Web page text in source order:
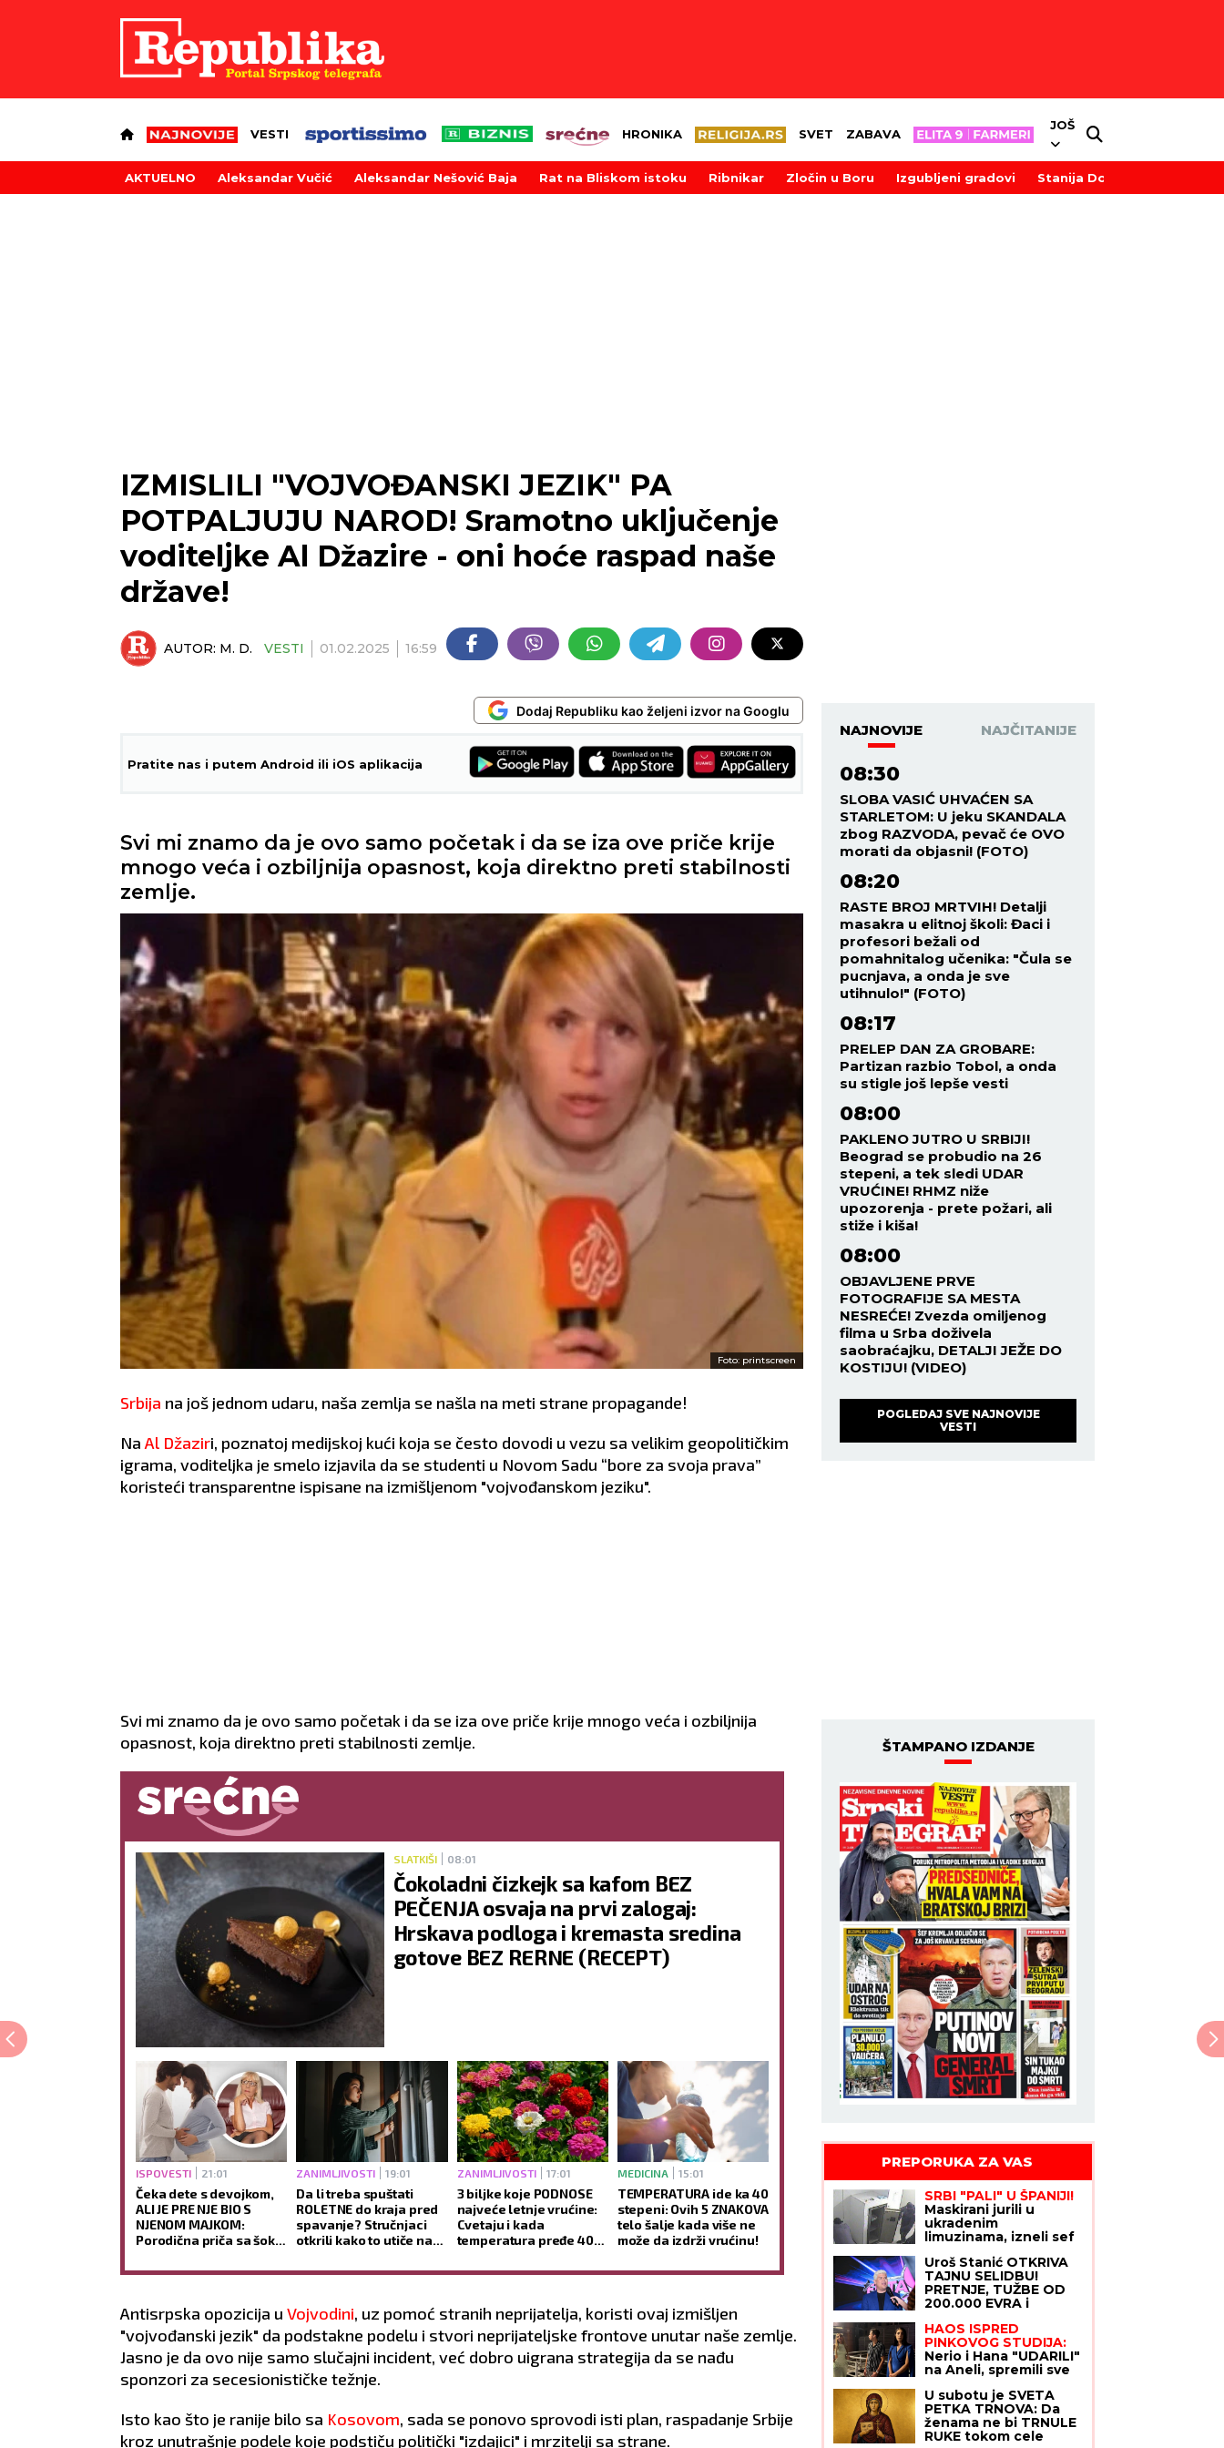
VESTI HRONIKA SVET ZABAVA
JOŠ
AKTUELNO Aleksandar Vučić Aleksandar Nešović Baja Rat na Bliskom istoku Ribnikar Zločin u Boru Izgubljeni gradovi Stanija Dobrojević
IZMISLILI "VOJVOĐANSKI JEZIK" PA
POTPALJUJU NAROD! Sramotno uključenje
voditeljke Al Džazire - oni hoće raspad naše
države!
AUTOR: M. D. VESTI 01.02.2025 16:59
Dodaj Republiku kao željeni izvor na Googlu
Pratite nas i putem Android ili iOS aplikacija
Svi mi znamo da je ovo samo početak i da se iza ove priče krije
mnogo veća i ozbiljnija opasnost, koja direktno preti stabilnosti
zemlje.
Foto: printscreen
Srbija na još jednom udaru, naša zemlja se našla na meti strane propagande!
Na Al Džaziri, poznatoj medijskoj kući koja se često dovodi u vezu sa velikim geopolitičkim
igrama, voditeljka je smelo izjavila da se studenti u Novom Sadu “bore za svoja prava”
koristeći transparentne ispisane na izmišljenom "vojvođanskom jeziku".
Svi mi znamo da je ovo samo početak i da se iza ove priče krije mnogo veća i ozbiljnija
opasnost, koja direktno preti stabilnosti zemlje.
SLATKIŠI 08:01
Čokoladni čizkejk sa kafom BEZ
PEČENJA osvaja na prvi zalogaj:
Hrskava podloga i kremasta sredina
gotove BEZ RERNE (RECEPT)
ISPOVESTI 21:01
Čeka dete s devojkom,
ALI JE PRE NJE BIO S
NJENOM MAJKOM:
Porodična priča sa šok-
ZANIMLJIVOSTI 19:01
Da li treba spuštati
ROLETNE do kraja pred
spavanje? Stručnjaci
otkrili kako to utiče na
ZANIMLJIVOSTI 17:01
3 biljke koje PODNOSE
najveće letnje vrućine:
Cvetaju i kada
temperatura pređe 40
MEDICINA 15:01
TEMPERATURA ide ka 40
stepeni: Ovih 5 ZNAKOVA
telo šalje kada više ne
može da izdrži vrućinu!
Antisrpska opozicija u Vojvodini, uz pomoć stranih neprijatelja, koristi ovaj izmišljen
"vojvođanski jezik" da podstakne podelu i stvori neprijateljske frontove unutar naše zemlje.
Jasno je da ovo nije samo slučajni incident, već dobro uigrana strategija da se nađu
sponzori za secesionističke težnje.
Isto kao što je ranije bilo sa Kosovom, sada se ponovo sprovodi isti plan, raspadanje Srbije
kroz unutrašnje podele koje podstiču politički "izdajici" i mrzitelji sa strane.
NAJNOVIJE NAJČITANIJE
08:30
SLOBA VASIĆ UHVAĆEN SA
STARLETOM: U jeku SKANDALA
zbog RAZVODA, pevač će OVO
morati da objasni! (FOTO)
08:20
RASTE BROJ MRTVIH! Detalji
masakra u elitnoj školi: Đaci i
profesori bežali od
pomahnitalog učenika: "Čula se
pucnjava, a onda je sve
utihnulo!" (FOTO)
08:17
PRELEP DAN ZA GROBARE:
Partizan razbio Tobol, a onda
su stigle još lepše vesti
08:00
PAKLENO JUTRO U SRBIJI!
Beograd se probudio na 26
stepeni, a tek sledi UDAR
VRUĆINE! RHMZ niže
upozorenja - prete požari, ali
stiže i kiša!
08:00
OBJAVLJENE PRVE
FOTOGRAFIJE SA MESTA
NESREĆE! Zvezda omiljenog
filma u Srba doživela
saobraćajku, DETALJI JEŽE DO
KOSTIJU! (VIDEO)
POGLEDAJ SVE NAJNOVIJE
VESTI
ŠTAMPANO IZDANJE
PREPORUKA ZA VAS
SRBI "PALI" U ŠPANIJI!
Maskirani jurili u
ukradenim
limuzinama, izneli sef
MEGA-AKCIJI policije:
Ojadili 9 provincija za
desetine hiljada evra!
Uroš Stanić OTKRIVA
TAJNU SELIDBU!
PRETNJE, TUŽBE OD
200.000 EVRA i
ŠOKIRALI JAVNOST
HAOS ISPRED
PINKOVOG STUDIJA:
Nerio i Hana "UDARILI"
na Aneli, spremili sve
U subotu je SVETA
PETKA TRNOVA: Da
ženama ne bi TRNULE
RUKE tokom cele